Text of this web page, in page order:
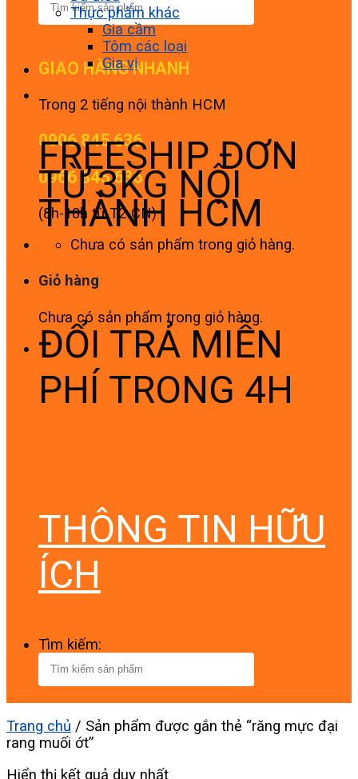
GIAO HÀNG NHANH
Trong 2 tiếng nội thành HCM
0906 845 636
0966 845 636
(8h-18h từ T2-CN)
Chưa có sản phẩm trong giỏ hàng.
Giỏ hàng
Chưa có sản phẩm trong giỏ hàng.
Thực phẩm khác
Gia cầm
Tôm các loại
Gia vị
FREESHIP ĐƠN
TỪ 3KG NỘI
THÀNH HCM
ĐỔI TRẢ MIỄN
PHÍ TRONG 4H
THÔNG TIN HỮU
ÍCH
Tìm kiếm:
Trang chủ / Sản phẩm được gắn thẻ “răng mực đại
rang muối ớt”
Hiển thị kết quả duy nhất